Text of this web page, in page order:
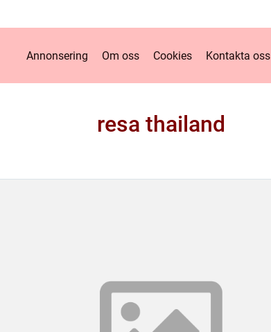
Annonsering Om oss Cookies Kontakta oss
resa thailand